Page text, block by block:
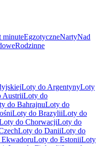
minuteEgzotyczneNartyNad
Rodzinne
Loty do ArgentynyLoty
AustriiLoty do
do BahrajnuLoty do
Loty do BrazyliiLoty do
do ChorwacjiLoty do
Loty do DaniiLoty do
Loty do EstoniiLoty